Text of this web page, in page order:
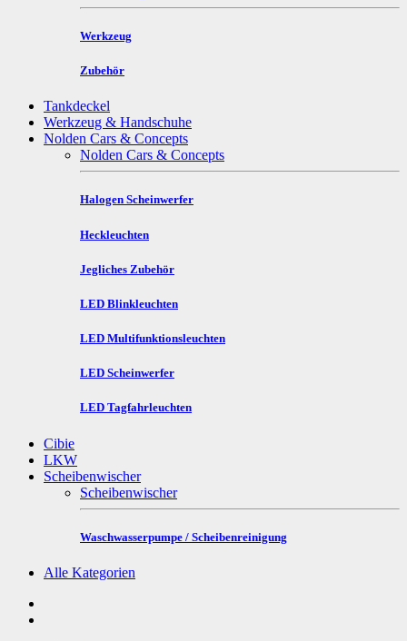
Werkzeug
Zubehör
Tankdeckel
Werkzeug & Handschuhe
Nolden Cars & Concepts
Nolden Cars & Concepts
Halogen Scheinwerfer
Heckleuchten
Jegliches Zubehör
LED Blinkleuchten
LED Multifunktionsleuchten
LED Scheinwerfer
LED Tagfahrleuchten
Cibie
LKW
Scheibenwischer
Scheibenwischer
Waschwasserpumpe / Scheibenreinigung
Alle Kategorien